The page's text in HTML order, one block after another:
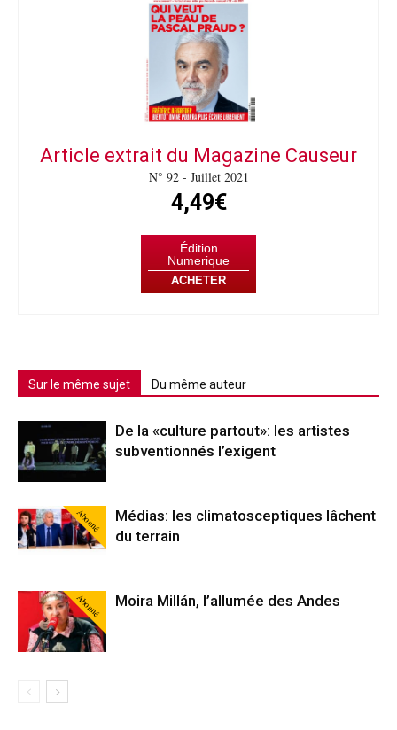
Article extrait du Magazine Causeur
N° 92 - Juillet 2021
4,49€
Édition
Numerique
ACHETER
Sur le même sujet Du même auteur
De la «culture partout»: les artistes
subventionnés l’exigent
Abonné
Médias: les climatosceptiques lâchent
du terrain
Abonné Moira Millán, l’allumée des Andes